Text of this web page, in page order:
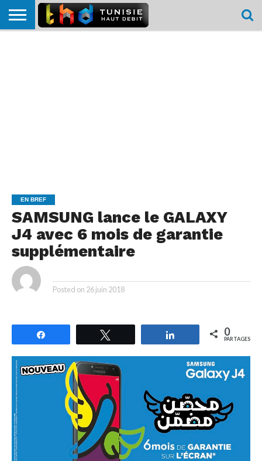
EN BREF
SAMSUNG lance le GALAXY
J4 avec 6 mois de garantie
supplémentaire
Posted on 26 juin 2018
Partagez 0
PARTAGES